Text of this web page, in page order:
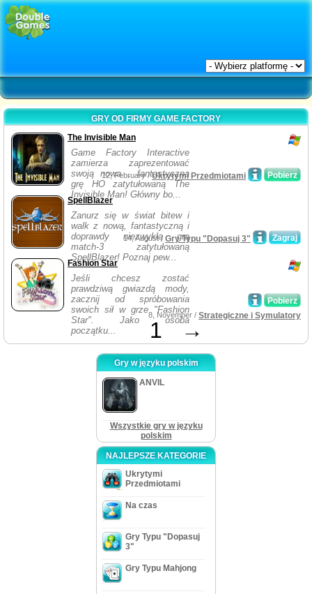
GRY OD FIRMY GAME FACTORY
The Invisible Man
Game Factory Interactive
zamierza zaprezentować
swoją nowa , fantastyczna
grę HO zatytułowaną The
Invisible Man! Główny bo...
Pobierz
12, February /Ukrytymi Przedmiotami
SpellBlazer
Zanurz się w świat bitew i
walk z nową, fantastyczną i
doprawdy niezwykłą grą
match-3 zatytułowaną
SpellBlazer! Poznaj pew...
Zagraj
14, August / Gry Typu "Dopasuj 3"
Fashion Star
Jeśli chcesz zostać
prawdziwą gwiazdą mody,
zacznij od spróbowania
swoich sił w grze "Fashion
Star". Jako osoba
początku...
Pobierz
8, November / Strategiczne i Symulatory
1 →
Gry w języku polskim
ANVIL
Wszystkie gry w języku
polskim
NAJLEPSZE KATEGORIE
Ukrytymi
Przedmiotami
Na czas
Gry Typu "Dopasuj
3"
Gry Typu Mahjong